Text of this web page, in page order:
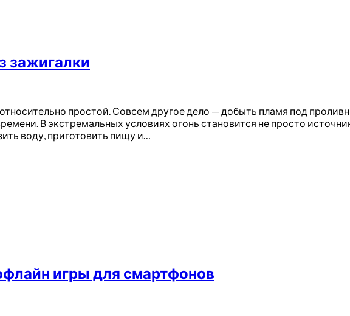
зажигалки
простой. Совсем другое дело — добыть пламя под
В экстремальных условиях огонь становится не просто
воду, приготовить пищу и…
игры для смартфонов